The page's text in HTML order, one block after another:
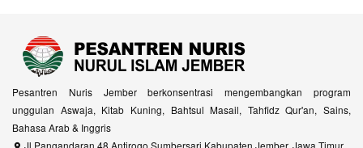
Pesantren Nuris Jember berkonsentrasi mengembangkan program
unggulan Aswaja, Kitab Kuning, Bahtsul Masail, Tahfidz Qur'an, Sains,
Bahasa Arab & Inggris